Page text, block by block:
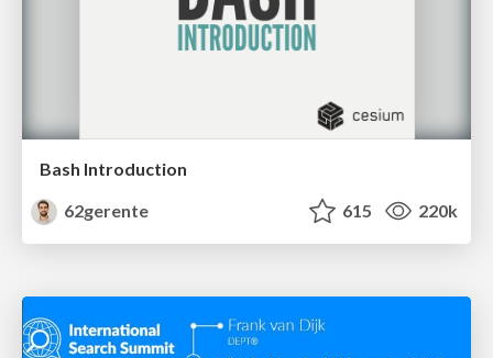
Bash Introduction
62gerente
615 220k